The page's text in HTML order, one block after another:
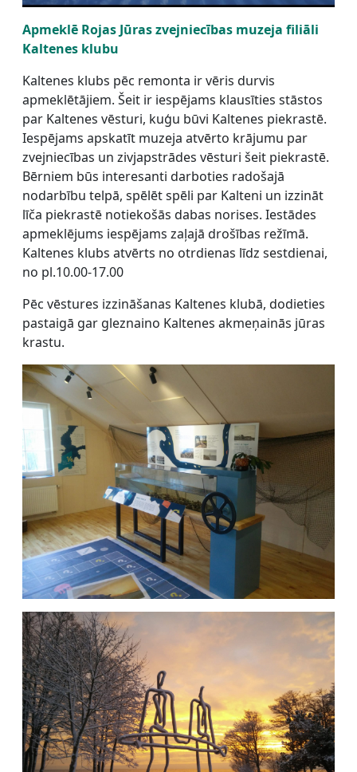
Apmeklē Rojas Jūras zvejniecības muzeja filiāli
Kaltenes klubu
Kaltenes klubs pēc remonta ir vēris durvis
apmeklētājiem. Šeit ir iespējams klausīties stāstos
par Kaltenes vēsturi, kuģu būvi Kaltenes piekrastē.
Iespējams apskatīt muzeja atvērto krājumu par
zvejniecības un zivjapstrādes vēsturi šeit piekrastē.
Bērniem būs interesanti darboties radošajā
nodarbību telpā, spēlēt spēli par Kalteni un izzināt
līča piekrastē notiekošās dabas norises. Iestādes
apmeklējums iespējams zaļajā drošības režīmā.
Kaltenes klubs atvērts no otrdienas līdz sestdienai,
no pl.10.00-17.00
Pēc vēstures izzināšanas Kaltenes klubā, dodieties
pastaigā gar gleznaino Kaltenes akmeņainās jūras
krastu.